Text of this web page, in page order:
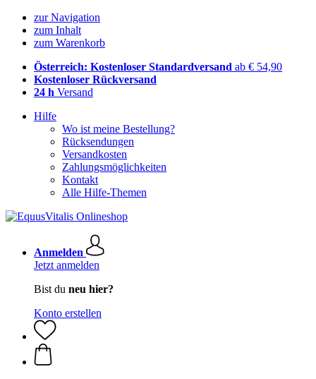
zur Navigation
zum Inhalt
zum Warenkorb
Österreich: Kostenloser Standardversand ab € 54,90
Kostenloser Rückversand
24 h Versand
Hilfe
Wo ist meine Bestellung?
Rücksendungen
Versandkosten
Zahlungsmöglichkeiten
Kontakt
Alle Hilfe-Themen
Anmelden
Jetzt anmelden
Bist du neu hier?
Konto erstellen